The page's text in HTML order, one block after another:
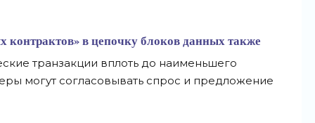
контрактов» в цепочку блоков данных также
транзакции вплоть до наименьшего
могут согласовывать спрос и предложение